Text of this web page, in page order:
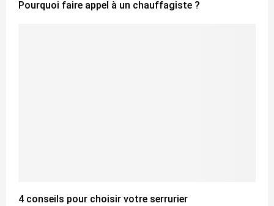
Pourquoi faire appel à un chauffagiste ?
4 conseils pour choisir votre serrurier